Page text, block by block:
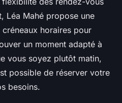
Léa Mahé propose une
horaires pour
un moment adapté à
vous soyez plutôt matin,
possible de réserver votre
besoins.